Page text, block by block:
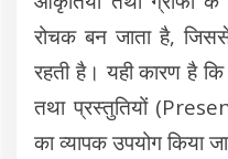
रोचक बन जाता है,
रहती है। यही कारण है कि
तथा प्रस्तुतियों
का व्यापक उपयोग किया